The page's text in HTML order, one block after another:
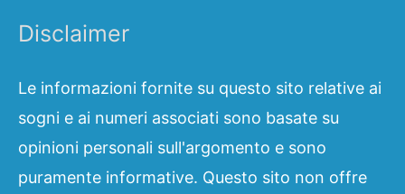
Disclaimer
Le informazioni fornite su questo sito relative ai
sogni e ai numeri associati sono basate su
opinioni personali sull'argomento e sono
puramente informative. Questo sito non offre